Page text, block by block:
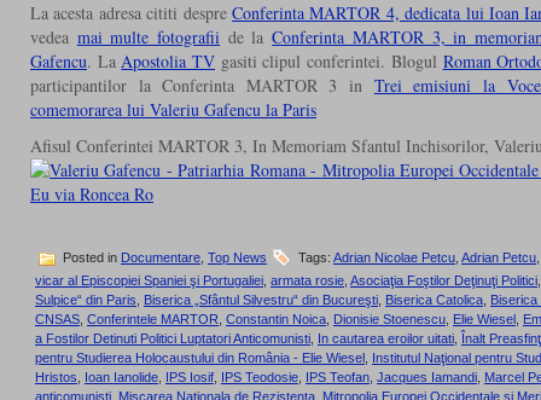
La acesta adresa cititi despre Conferinta MARTOR 4, dedicata lui Ioan
vedea mai multe fotografii de laConferinta MARTOR 3, in
Gafencu. LaApostolia TV gasiti clipul conferintei. Blogul Roman
participantilor la Conferinta MARTOR 3 in Trei emisiuni la
comemorarea lui Valeriu Gafencu la Paris
Afisul Conferintei MARTOR 3, In Memoriam Sfantul Inchisorilor,
Posted in Documentare Top News Tags: Adrian Nicolae Petcu Adrian Petcu
vicar al Episcopiei Spaniei şi Portugaliei, armata rosie, Asociaţia Foştilor Deţinuţi Politici
Sulpice“ din Paris, Biserica „Sfântul Silvestru“ din Bucureşti, Biserica Catolica,
CNSAS, Conferintele MARTOR, Constantin Noica, Dionisie Stoenescu, Elie Wiesel ,
a Fostilor Detinuti Politici Luptatori Anticomunisti, In cautarea eroilor uitati, Înalt
pentru Studierea Holocaustului din România - Elie Wiesel , Institutul Naţional pentru
Hristos, Ioan Ianolide, IPS Iosif, IPS Teodosie, IPS Teofan, Jacques Iamandi, Marcel
anticomunisti, Miscarea Nationala de Rezistenta, Mitropolia Europei Occidentale şi